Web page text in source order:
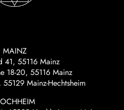
MAINZ
41, 55116 Mainz
18-20, 55116 Mainz
55129 Mainz-Hechtsheim